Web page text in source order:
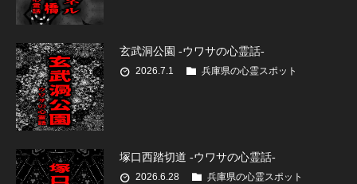
玄武洞公園 -ウワサの心霊話-
2026.7.1 兵庫県の心霊スポット
塚口西踏切道 -ウワサの心霊話-
2026.6.28 兵庫県の心霊スポット